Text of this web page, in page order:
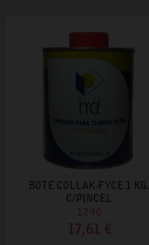
BOTE COLLAK-FYCE 1 KG.
C/PINCEL
1290
17,61 €